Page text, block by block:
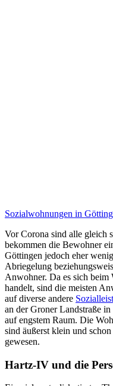
Sozialwohnungen in
Vor Corona sind alle gleich
bekommen die Bewohner
Göttingen jedoch eher
Abriegelung
Anwohner. Da es sich
handelt, sind die meisten
auf diverse andere
an der Groner Landstraße
auf engstem Raum. Die
sind äußerst klein und
gewesen.
Hartz-IV und die